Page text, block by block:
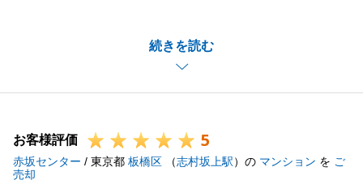
続きを読む
至らない点も多々ございまいしたが、Ｏ様よりお褒め
のお言葉をいただき嬉しく思います。
今後またご要望などございましたらいつでもご連絡お
よろしくお願い致します。
お客様評価 5
赤坂センター / 東京都 板橋区 （志村坂上駅）の マンション を ご
売却